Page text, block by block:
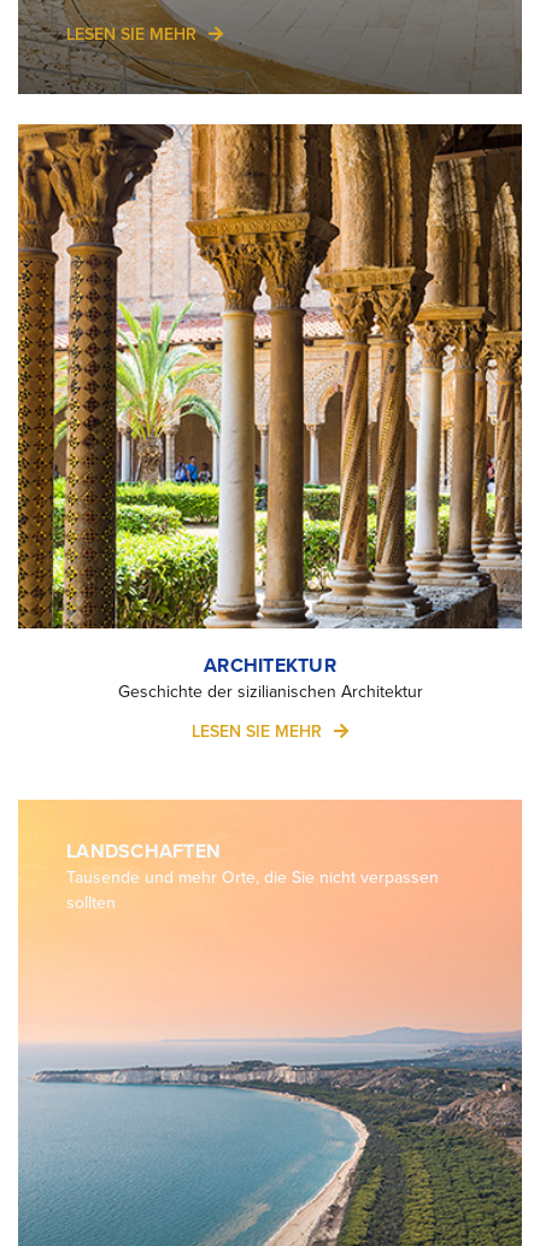
LESEN SIE MEHR
ARCHITEKTUR
Geschichte der sizilianischen Architektur
LESEN SIE MEHR
LANDSCHAFTEN
Tausende und mehr Orte, die Sie nicht verpassen
sollten